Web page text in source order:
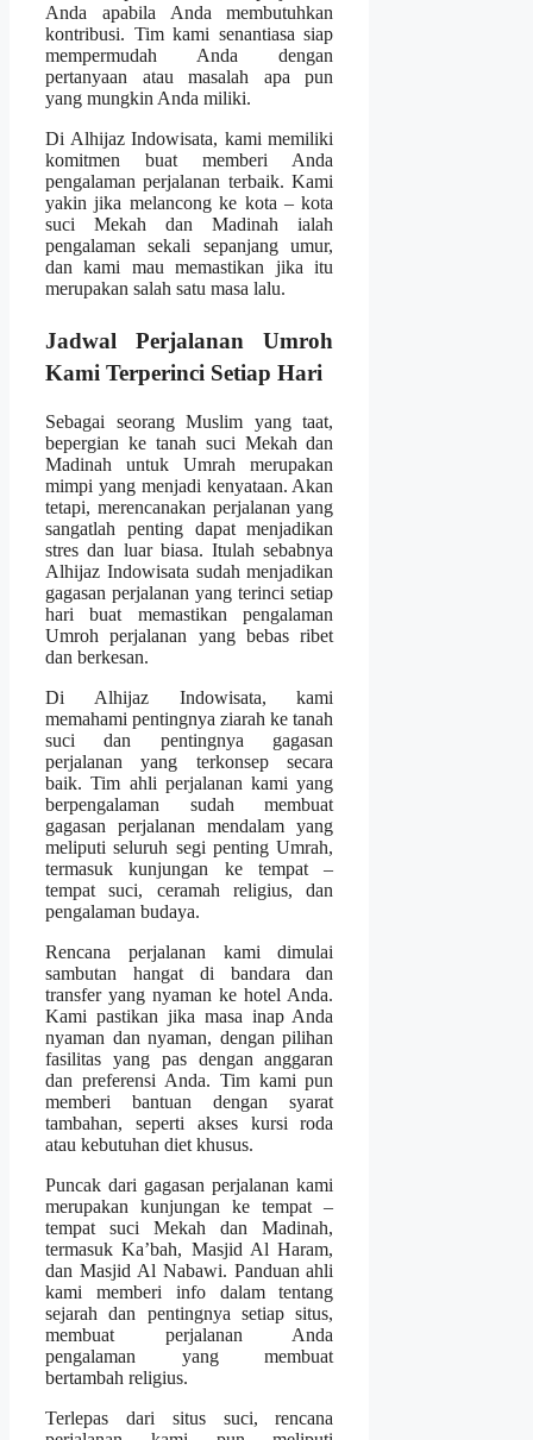
Anda apabila Anda membutuhkan
kontribusi. Tim kami senantiasa siap
mempermudah Anda dengan
pertanyaan atau masalah apa pun
yang mungkin Anda miliki.
Di Alhijaz Indowisata, kami memiliki
komitmen buat memberi Anda
pengalaman perjalanan terbaik. Kami
yakin jika melancong ke kota – kota
suci Mekah dan Madinah ialah
pengalaman sekali sepanjang umur,
dan kami mau memastikan jika itu
merupakan salah satu masa lalu.
Jadwal Perjalanan Umroh
Kami Terperinci Setiap Hari
Sebagai seorang Muslim yang taat,
bepergian ke tanah suci Mekah dan
Madinah untuk Umrah merupakan
mimpi yang menjadi kenyataan. Akan
tetapi, merencanakan perjalanan yang
sangatlah penting dapat menjadikan
stres dan luar biasa. Itulah sebabnya
Alhijaz Indowisata sudah menjadikan
gagasan perjalanan yang terinci setiap
hari buat memastikan pengalaman
Umroh perjalanan yang bebas ribet
dan berkesan.
Di Alhijaz Indowisata, kami
memahami pentingnya ziarah ke tanah
suci dan pentingnya gagasan
perjalanan yang terkonsep secara
baik. Tim ahli perjalanan kami yang
berpengalaman sudah membuat
gagasan perjalanan mendalam yang
meliputi seluruh segi penting Umrah,
termasuk kunjungan ke tempat –
tempat suci, ceramah religius, dan
pengalaman budaya.
Rencana perjalanan kami dimulai
sambutan hangat di bandara dan
transfer yang nyaman ke hotel Anda.
Kami pastikan jika masa inap Anda
nyaman dan nyaman, dengan pilihan
fasilitas yang pas dengan anggaran
dan preferensi Anda. Tim kami pun
memberi bantuan dengan syarat
tambahan, seperti akses kursi roda
atau kebutuhan diet khusus.
Puncak dari gagasan perjalanan kami
merupakan kunjungan ke tempat –
tempat suci Mekah dan Madinah,
termasuk Ka’bah, Masjid Al Haram,
dan Masjid Al Nabawi. Panduan ahli
kami memberi info dalam tentang
sejarah dan pentingnya setiap situs,
membuat perjalanan Anda
pengalaman yang membuat
bertambah religius.
Terlepas dari situs suci, rencana